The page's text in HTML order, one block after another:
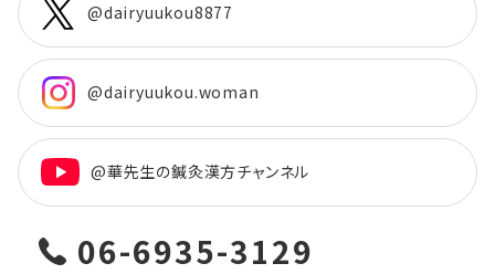
@dairyuukou8877
@dairyuukou.woman
@華先生の鍼灸漢方チャンネル
06-6935-3129